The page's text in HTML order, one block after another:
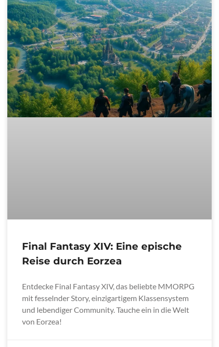
Final Fantasy XIV: Eine epische
Reise durch Eorzea
Entdecke Final Fantasy XIV, das beliebte MMORPG
mit fesselnder Story, einzigartigem Klassensystem
und lebendiger Community. Tauche ein in die Welt
von Eorzea!